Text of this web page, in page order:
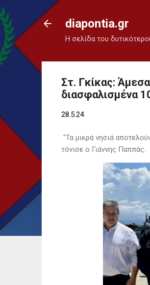
diapontia.gr
Η σελίδα του
Στ. Γκίκας:
διασφαλισμένα
28.5.24
"Τα μικρά νησιά
τόνισε ο Γιάννης Παππάς.